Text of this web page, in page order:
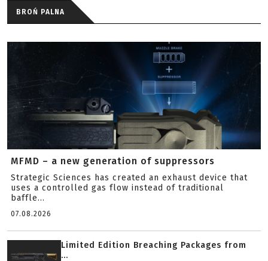
BROŃ PALNA
MFMD – a new generation of suppressors
Strategic Sciences has created an exhaust device that
uses a controlled gas flow instead of traditional
baffle...
07.08.2026
Limited Edition Breaching Packages from
...